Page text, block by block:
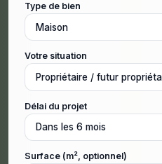
Type de bien
Votre situation
Délai du projet
Surface (m², optionnel)